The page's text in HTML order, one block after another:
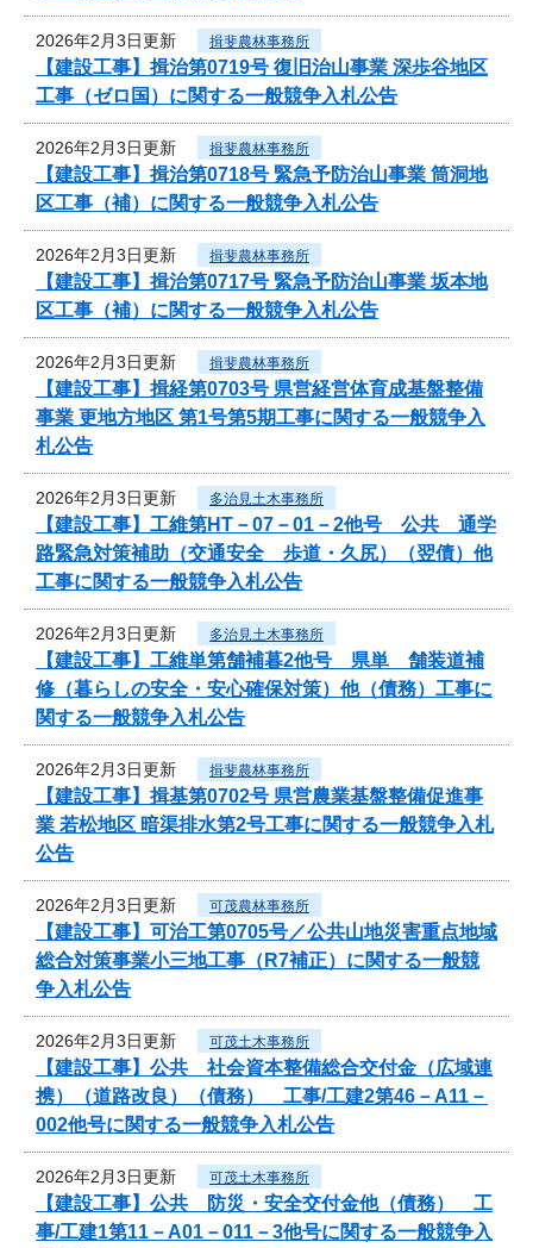
2026年2月3日更新 揖斐農林事務所
【建設工事】揖治第0719号 復旧治山事業 深歩谷地区
工事（ゼロ国）に関する一般競争入札公告
2026年2月3日更新 揖斐農林事務所
【建設工事】揖治第0718号 緊急予防治山事業 筒洞地
区工事（補）に関する一般競争入札公告
2026年2月3日更新 揖斐農林事務所
【建設工事】揖治第0717号 緊急予防治山事業 坂本地
区工事（補）に関する一般競争入札公告
2026年2月3日更新 揖斐農林事務所
【建設工事】揖経第0703号 県営経営体育成基盤整備
事業 更地方地区 第1号第5期工事に関する一般競争入
札公告
2026年2月3日更新 多治見土木事務所
【建設工事】工維第HT－07－01－2他号 公共 通学
路緊急対策補助（交通安全 歩道・久尻）（翌債）他
工事に関する一般競争入札公告
2026年2月3日更新 多治見土木事務所
【建設工事】工維単第舗補暮2他号 県単 舗装道補
修（暮らしの安全・安心確保対策）他（債務）工事に
関する一般競争入札公告
2026年2月3日更新 揖斐農林事務所
【建設工事】揖基第0702号 県営農業基盤整備促進事
業 若松地区 暗渠排水第2号工事に関する一般競争入札
公告
2026年2月3日更新 可茂農林事務所
【建設工事】可治工第0705号／公共山地災害重点地域
総合対策事業小三地工事（R7補正）に関する一般競
争入札公告
2026年2月3日更新 可茂土木事務所
【建設工事】公共 社会資本整備総合交付金（広域連
携）（道路改良）（債務） 工事/工建2第46－A11－
002他号に関する一般競争入札公告
2026年2月3日更新 可茂土木事務所
【建設工事】公共 防災・安全交付金他（債務） 工
事/工建1第11－A01－011－3他号に関する一般競争入